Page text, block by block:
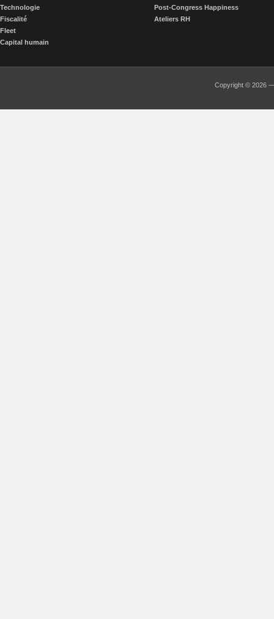
Technologie
Fiscalité
Fleet
Capital humain
Post-Congress Happiness
Ateliers RH
Copyright © 2026